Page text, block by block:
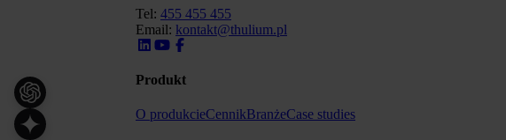
Tel: 455 455 455
Email: kontakt@thulium.pl
Produkt
O produkcieCennikBranżeCase studies